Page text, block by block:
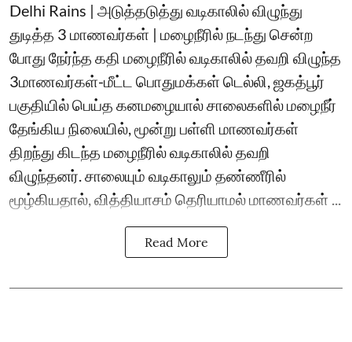
Delhi Rains | அடுத்தடுத்து வடிகாலில் விழுந்து
துடித்த 3 மாணவர்கள் | மழைநீரில் நடந்து சென்ற
போது நேர்ந்த கதி மழைநீரில் வடிகாலில் தவறி விழுந்த
3மாணவர்கள்-மீட்ட பொதுமக்கள் டெல்லி, ஜகத்பூர்
பகுதியில் பெய்த கனமழையால் சாலைகளில் மழைநீர்
தேங்கிய நிலையில், மூன்று பள்ளி மாணவர்கள்
திறந்து கிடந்த மழைநீரில் வடிகாலில் தவறி
விழுந்தனர். சாலையும் வடிகாலும் தண்ணீரில்
மூழ்கியதால், வித்தியாசம் தெரியாமல் மாணவர்கள் ...
Read More